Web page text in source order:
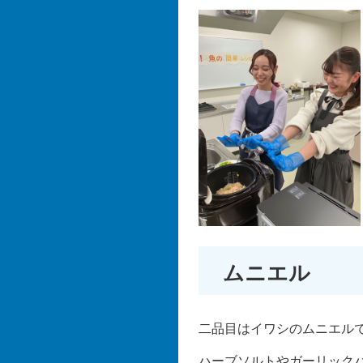
ムニエル
二品目はイワシのムニエル